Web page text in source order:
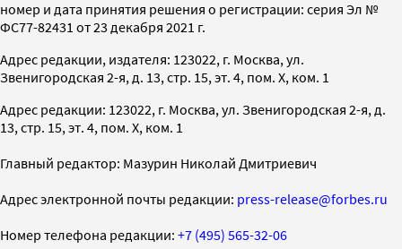
номер и дата принятия решения о регистрации: серия Эл №
ФС77-82431 от 23 декабря 2021 г.
Адрес редакции, издателя: 123022, г. Москва, ул.
Звенигородская 2-я, д. 13, стр. 15, эт. 4, пом. X, ком. 1
Адрес редакции: 123022, г. Москва, ул. Звенигородская 2-я, д.
13, стр. 15, эт. 4, пом. X, ком. 1
Главный редактор: Мазурин Николай Дмитриевич
Адрес электронной почты редакции: press-release@forbes.ru
Номер телефона редакции: +7 (495) 565-32-06